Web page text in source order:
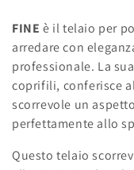
l
e
z
i
FINE è il telaio per
arredare con
professionale. La
coprifili, conferisce
scorrevole un
perfettamente allo
Questo telaio